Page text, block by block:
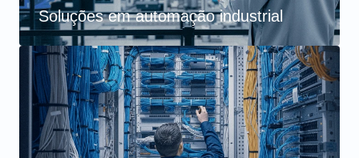
Soluções em automação industrial